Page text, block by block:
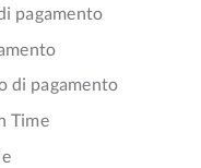
pagamento
di pagamento
Time